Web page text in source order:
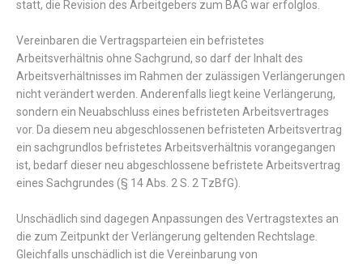
statt, die Revision des Arbeitgebers zum BAG war erfolglos.
Vereinbaren die Vertragsparteien ein befristetes
Arbeitsverhältnis ohne Sachgrund, so darf der Inhalt des
Arbeitsverhältnisses im Rahmen der zulässigen Verlängerungen
nichtverändertwerden. Anderenfalls liegt keine Verlängerung,
sondern ein Neuabschluss eines befristeten Arbeitsvertrages
vor. Da diesem neu abgeschlossenen befristeten Arbeitsvertrag
ein sachgrundlos befristetes Arbeitsverhältnis vorangegangen
ist, bedarf dieserneu abgeschlossene befristete Arbeitsvertrag
eines Sachgrundes (§ 14 Abs. 2 S. 2TzBfG).
Unschädlich sind dagegen Anpassungen des Vertragstextes an
die zum Zeitpunkt derVerlängerung geltenden Rechtslage.
Gleichfalls unschädlich ist die Vereinbarung von